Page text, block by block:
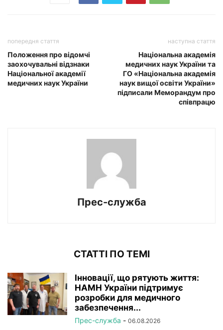
попередня стаття
Положення про відомчі
заохочувальні відзнаки
Національної академії
медичних наук України
наступна стаття
Національна академія
медичних наук України та
ГО «Національна академія
наук вищої освіти України»
підписали Меморандум про
співпрацю
Прес-служба
СТАТТІ ПО ТЕМІ
Інновації, що рятують життя:
НАМН України підтримує
розробки для медичного
забезпечення...
Прес-служба - 06.08.2026